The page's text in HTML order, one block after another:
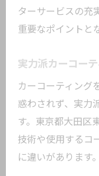
暮らしに合
解説
の特性
ライフ
グ選び
種類ご
差
維持管理
ターサービスの充
重要なポイントと
実力派カーコー
カーコーティング
惑わされず、実力
す。東京都大田区
技術や使用するコ
に違いがあります。